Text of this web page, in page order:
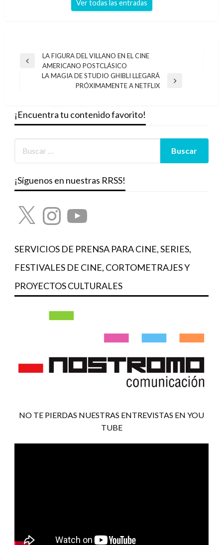
Ver todas las entradas
Navegación
Entrada
anterior
LA FIGURA DEL VILLANO EN EL CINE
AMERICANO POSTCLÁSICO
LA MAGIA DE STUDIO GHIBLI LLEGARÁ
PRÓXIMAMENTE A NETFLIX
¡Encuentra tu contenido favorito!
¡Síguenos en nuestras RRSS!
X InstagramYouTube
SERVICIOS DE PRENSA PARA CINE, SERIES,
FESTIVALES DE CINE, CORTOMETRAJES Y
PROYECTOS CULTURALES
NO TE PIERDAS NUESTRAS ENTREVISTAS EN YOU
TUBE